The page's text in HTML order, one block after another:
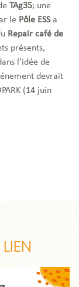
TAg35; une
le Pôle ESSa
Repair café de
présents,
l’idée de
devrait
(14 juin